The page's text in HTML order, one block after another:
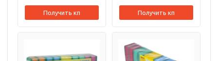
Получить кп Получить кп